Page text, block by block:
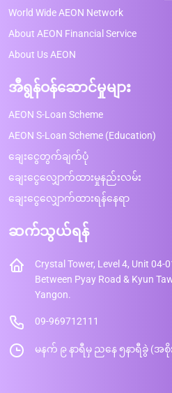
World Wide AEON Network
About AEON Financial Service
About Us AEON
အီရွန်ဝန်ဆောင်မှုများ
AEON S-Loan Scheme
AEON S-Loan Scheme (Education)
ချေးငွေတွက်ချက်ပုံ
ချေးငွေလျှောက်ထားမှုနည်းလမ်း
ချေးငွေလျှောက်ထားရန်နေရာ
ဆက်သွယ်ရန်
Crystal Tower, Level 4, Unit
Between Pyay Road & Kyun
Yangon.
09-969712111
မနက် ၉ နာရီမှ ညနေ ၅နာရီခွဲ (